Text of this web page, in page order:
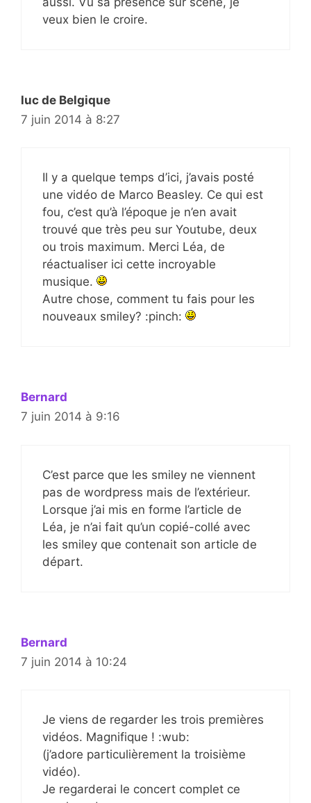
veux bien le croire.
luc de Belgique
7 juin 2014 à 8:27
Il y a quelque temps d’ici, j’avais posté
une vidéo de Marco Beasley. Ce qui est
fou, c’est qu’à l’époque je n’en avait
trouvé que très peu sur Youtube, deux
ou trois maximum. Merci Léa, de
réactualiser ici cette incroyable
musique.
Autre chose, comment tu fais pour les
nouveaux smiley? :pinch:
Bernard
7 juin 2014 à 9:16
C’est parce que les smiley ne viennent
pas de wordpress mais de l’extérieur.
Lorsque j’ai mis en forme l’article de
Léa, je n’ai fait qu’un copié-collé avec
les smiley que contenait son article de
départ.
Bernard
7 juin 2014 à 10:24
Je viens de regarder les trois premières
vidéos. Magnifique ! :wub:
(j’adore particulièrement la troisième
vidéo).
Je regarderai le concert complet ce